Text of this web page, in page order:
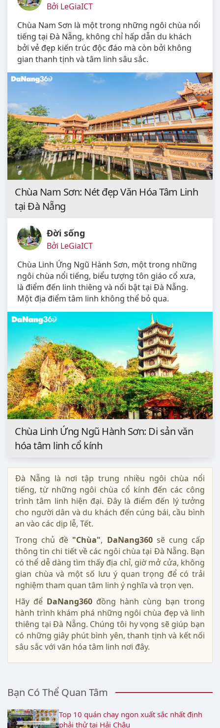
Bởi LeGiaICT
Chùa Nam Sơn là một trong những ngôi chùa nổi
tiếng tại Đà Nẵng, không chỉ hấp dẫn du khách
bởi vẻ đẹp kiến trúc độc đáo mà còn bởi không
gian thanh tịnh và tâm linh sâu sắc.
Chùa Nam Sơn: Nét đẹp Văn Hóa Tâm Linh
tại Đà Nẵng
Đời sống
Bởi LeGiaICT
Chùa Linh Ứng Ngũ Hành Sơn, một trong những
ngôi chùa nổi tiếng, biểu tượng tôn giáo cổ xưa,
là điểm đến linh thiêng và nổi bật tại Đà Nẵng.
Một địa điểm tâm linh không thể bỏ qua.
Chùa Linh Ứng Ngũ Hành Sơn: Di sản văn
hóa tâm linh cổ kính
Đà Nẵng là nơi tập trung nhiều ngôi chùa nổi
tiếng, từ những ngôi chùa cổ kính đến các công
trình tâm linh hiện đại. Đây là điểm đến lý tưởng
cho người dân và du khách đến cúng bái, cầu bình
an vào các dịp lễ, Tết.
Trong chủ đề "Chùa", DaNang360sẽ cung cấp
thông tin chi tiết về các ngôi chùa tại Đà Nẵng. Bạn
có thể dễ dàng tìm thấy địa chỉ, giờ mở cửa, không
gian chùa và một số lưu ý quan trọng để có trải
nghiệm tham quan tâm linh ý nghĩa và trọn vẹn.
Hãy để DaNang360 đồng hành cùng bạn trong
hành trình khám phá những ngôi chùa đẹp và linh
thiêng tại Đà Nẵng. Chúng tôi hy vọng sẽ giúp bạn
có những giây phút bình yên, thanh tịnh và kết nối
sâu sắc với văn hóa tâm linh nơi đây.
Bạn Có Thể Quan Tâm
Top 10 quán chay ngon xuất sắc nhất định
phải thử tại Hải Châu